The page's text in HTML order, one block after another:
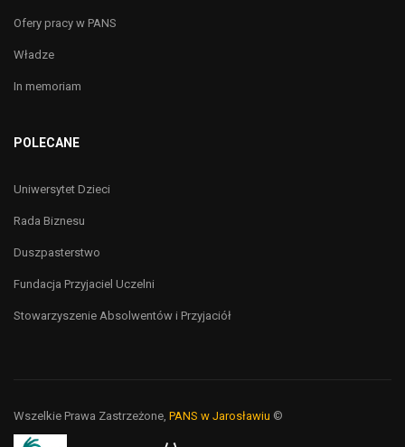
Ofery pracy w PANS
Władze
In memoriam
POLECANE
Uniwersytet Dzieci
Rada Biznesu
Duszpasterstwo
Fundacja Przyjaciel Uczelni
Stowarzyszenie Absolwentów i Przyjaciół
Wszelkie Prawa Zastrzeżone, PANS w Jarosławiu ©